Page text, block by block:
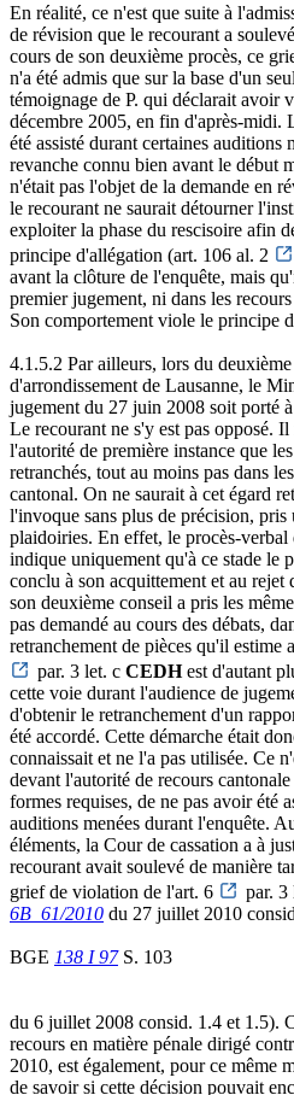
En réalité, ce n'est que suite à
de révision que le recourant a
cours de son deuxième procès, ce
n'a été admis que sur la base d'un
témoignage de P. qui déclarait avoir
décembre 2005, en fin d'après-midi.
été assisté durant certaines auditions
revanche connu bien avant le début
n'était pas l'objet de la demande en
le recourant ne saurait détourner
exploiter la phase du rescisoire afin
principe d'allégation (art. 106 al. 2
avant la clôture de l'enquête, mais
premier jugement, ni dans les
Son comportement viole le principe
4.1.5.2 Par ailleurs, lors du
d'arrondissement de Lausanne, le
jugement du 27 juin 2008 soit porté
Le recourant ne s'y est pas opposé.
l'autorité de première instance que
retranchés, tout au moins pas dans
cantonal. On ne saurait à cet égard
l'invoque sans plus de précision,
plaidoiries. En effet, le procès-
indique uniquement qu'à ce stade le
conclu à son acquittement et au rejet
son deuxième conseil a pris les
pas demandé au cours des débats,
retranchement de pièces qu'il estime
par. 3 let. c CEDHest d'autant
cette voie durant l'audience de
d'obtenir le retranchement d'un
été accordé. Cette démarche était
connaissait et ne l'a pas utilisée. Ce
devant l'autorité de recours
formes requises, de ne pas avoir été
auditions menées durant l'enquête.
éléments, la Cour de cassation a à
recourant avait soulevé de manière
grief de violation de l'art. 6
par. 3
6B_61/2010 du 27 juillet 2010
BGE 138 I 97S. 103
du 6 juillet 2008 consid. 1.4 et 1.5).
recours en matière pénale dirigé
2010, est également, pour ce même
de savoir si cette décision pouvait